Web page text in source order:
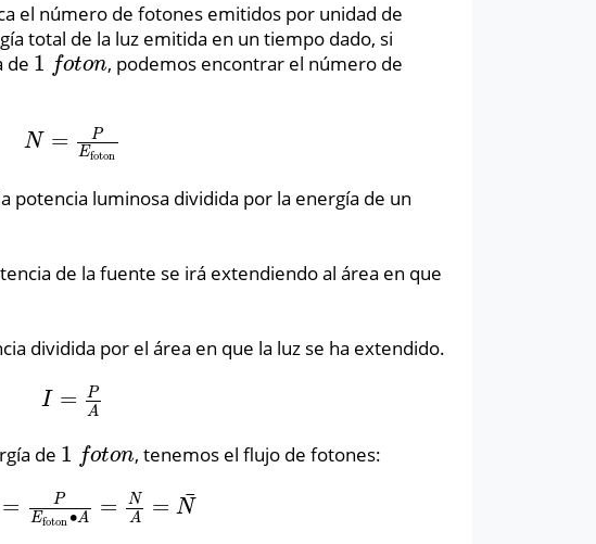
el número de fotones emitidos por unidad de
total de la luz emitida en un tiempo dado, si
de 1 foton
1 oton , podemos encontrar el número de
N =
P
Efoton
N= PE foton
potencia luminosa dividida por la energía de un
de la fuente se irá extendiendo al área en que
dividida por el área en que la luz se ha extendido.
I =
P
A
I= PA
de 1 foton
1 oton , tenemos el flujo de fotones:
=
P
Efoton∙A =
N
A
= N
¯
= PEfoton∙ A=NA= N¯